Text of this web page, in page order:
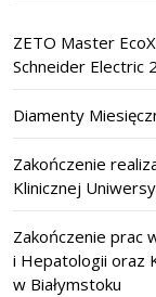
ZETO Master
Schneider Electric
Diamenty
Zakończenie
Klinicznej
Zakończenie prac
i Hepatologii oraz
w Białymstoku